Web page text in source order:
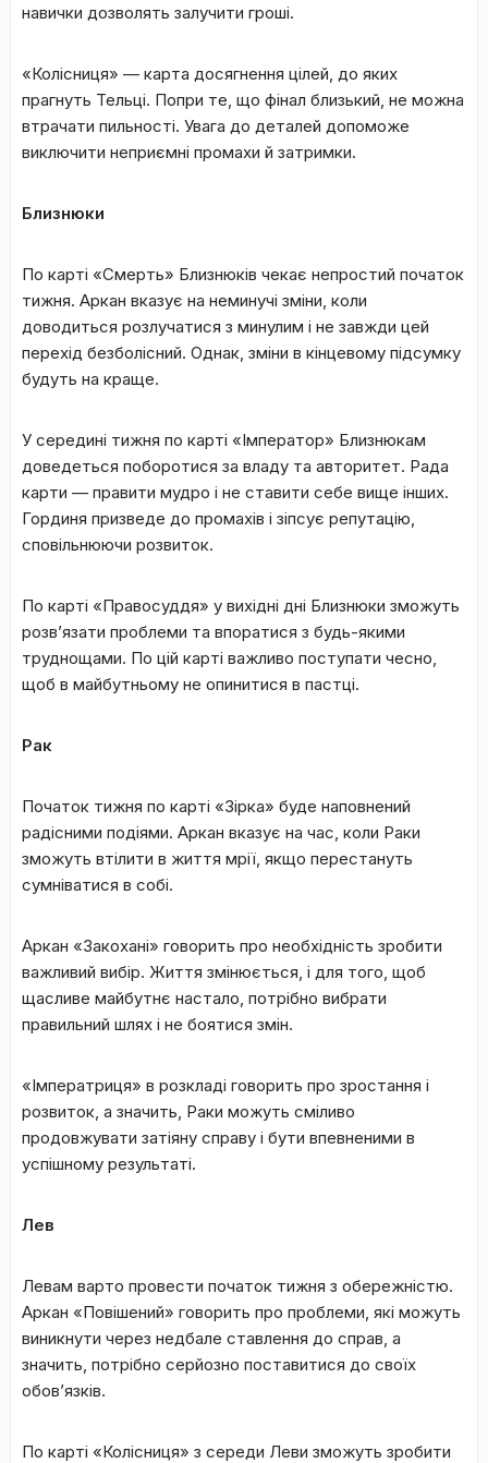
навички дозволять залучити гроші.
«Колісниця» — карта досягнення цілей, до яких
прагнуть Тельці. Попри те, що фінал близький, не можна
втрачати пильності. Увага до деталей допоможе
виключити неприємні промахи й затримки.
Близнюки
По карті «Смерть» Близнюків чекає непростий початок
тижня. Аркан вказує на неминучі зміни, коли
доводиться розлучатися з минулим і не завжди цей
перехід безболісний. Однак, зміни в кінцевому підсумку
будуть на краще.
У середині тижня по карті «Імператор» Близнюкам
доведеться поборотися за владу та авторитет. Рада
карти — правити мудро і не ставити себе вище інших.
Гординя призведе до промахів і зіпсує репутацію,
сповільнюючи розвиток.
По карті «Правосуддя» у вихідні дні Близнюки зможуть
розв’язати проблеми та впоратися з будь-якими
труднощами. По цій карті важливо поступати чесно,
щоб в майбутньому не опинитися в пастці.
Рак
Початок тижня по карті «Зірка» буде наповнений
радісними подіями. Аркан вказує на час, коли Раки
зможуть втілити в життя мрії, якщо перестануть
сумніватися в собі.
Аркан «Закохані» говорить про необхідність зробити
важливий вибір. Життя змінюється, і для того, щоб
щасливе майбутнє настало, потрібно вибрати
правильний шлях і не боятися змін.
«Імператриця» в розкладі говорить про зростання і
розвиток, а значить, Раки можуть сміливо
продовжувати затіяну справу і бути впевненими в
успішному результаті.
Лев
Левам варто провести початок тижня з обережністю.
Аркан «Повішений» говорить про проблеми, які можуть
виникнути через недбале ставлення до справ, а
значить, потрібно серйозно поставитися до своїх
обов’язків.
По карті «Колісниця» з середи Леви зможуть зробити